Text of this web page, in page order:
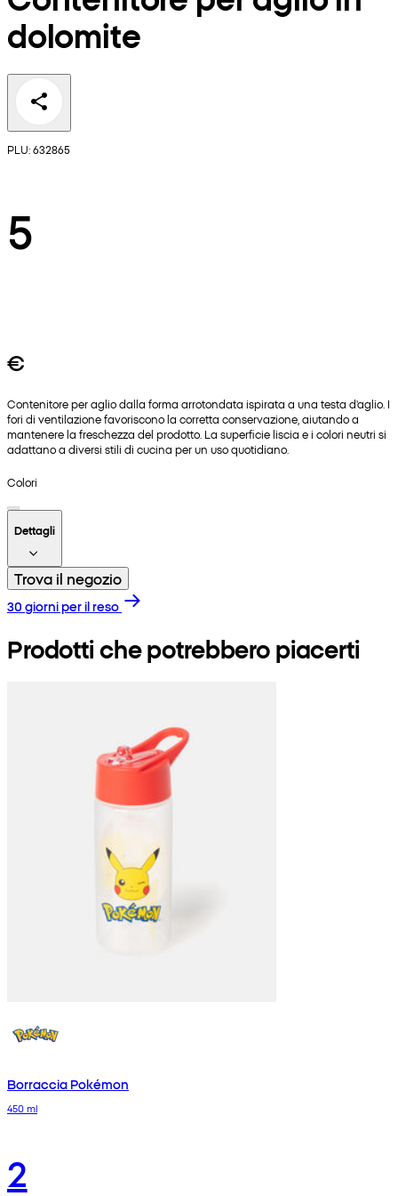
dolomite
PLU: 632865
5
€
Contenitore per aglio dalla forma arrotondata ispirata a una testa d'aglio. I
fori di ventilazione favoriscono la corretta conservazione, aiutando a
mantenere la freschezza del prodotto. La superficie liscia e i colori neutri si
adattano a diversi stili di cucina per un uso quotidiano.
Colori
Dettagli
Trova il negozio
30 giorni per il reso
Prodotti che potrebbero piacerti
Borraccia Pokémon
450 ml
2